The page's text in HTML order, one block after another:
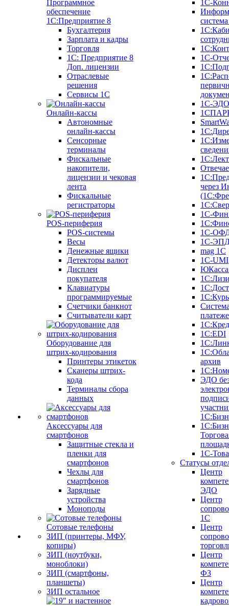
Программное
обеспечение
1С:Предприятие 8
Бухгалтерия
Зарплата и кадры
Торговля
1C: Предприятие 8
Доп. лицензии
Отраслевые
решения
Сервисы 1С
Онлайн-кассы
Автономные
онлайн-кассы
Сенсорные
терминалы
Фискальные
накопители,
лицензии и чековая
лента
Фискальные
регистраторы
POS-периферия
POS-системы
Весы
Денежные ящики
Детекторы валют
Дисплеи
покупателя
Клавиатуры
программируемые
Счетчики банкнот
Считыватели карт
Оборудование для
штрих-кодирования
Принтеры этикеток
Сканеры штрих-
кода
Терминалы сбора
данных
Аксессуары для
смартфонов
Защитные стекла и
пленки для
смартфонов
Чехлы для
смартфонов
Зарядные
устройства
Моноподы
Сотовые телефоны
ЗИП (принтеры, МФУ,
копиры)
ЗИП (ноутбуки,
моноблоки)
ЗИП (смартфоны,
планшеты)
ЗИП остальное
1С-
1С-
1С-ЭДО
через
1С-
1С-
1С-
mag 1C
1C-UMI
1С:EDI
архив
ЭДО
1С-
Статусы
Центр
ЭДО
Центр
1С
Центр
Центр
ФЗ
Центр